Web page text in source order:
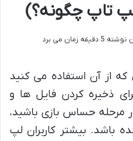
تاپ چگونه؟)
زمان می برد
از آن استفاده می کنید
ذخیره کردن فایل ها و
مرحله حساس بازی باشید،
باشد. بیشتر کاربران لپ